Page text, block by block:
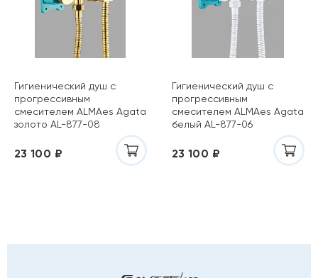
Гигиенический душ с
прогрессивным
смесителем ALMAes Agata
золото AL-877-08
23 100 ₽
Гигиенический душ с
прогрессивным
смесителем ALMAes Agata
белый AL-877-06
23 100 ₽